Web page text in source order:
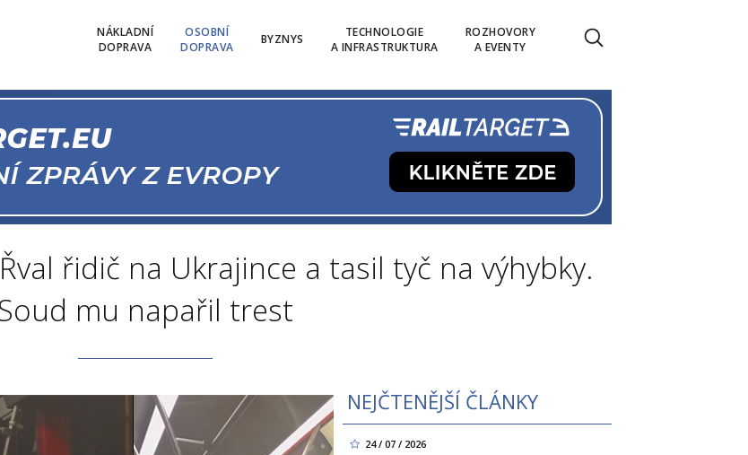
NÁKLADNÍ
DOPRAVA
OSOBNÍ
DOPRAVA
BYZNYS
TECHNOLOGIE
A INFRASTRUKTURA
ROZHOVORY
A EVENTY
řidič na Ukrajince a tasil tyč na výhybky.
mu napařil trest
NEJČTENĚJŠÍ ČLÁNKY
24 / 07 / 2026